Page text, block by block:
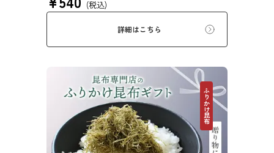
にお使いいただけます。また、本商品は第20回
(税込)
詳細はこちら
ふりかけ昆布